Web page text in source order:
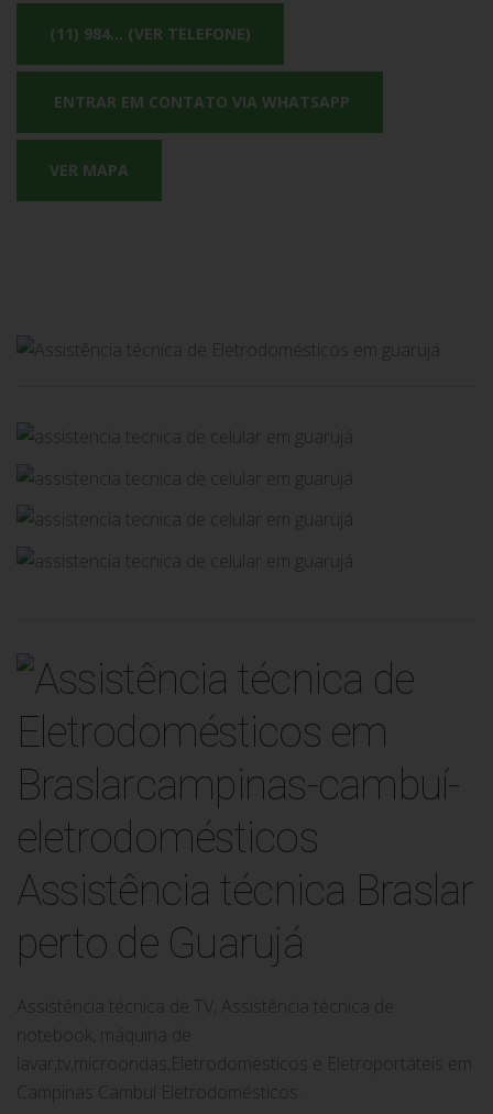
(11) 984... (VER TELEFONE)
ENTRAR EM CONTATO VIA WHATSAPP
VER MAPA
Assistência técnica Braslar
perto de Guarujá
Assistência técnica de TV, Assistência técnica de
notebook, máquina de
lavar,tv,microondas,Eletrodomésticos e Eletroportáteis em
Campinas Cambuí Eletrodomésticos.